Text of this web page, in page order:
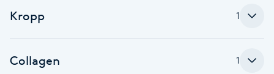
Gua Sha-massage
Kropp 1
Collagen 1